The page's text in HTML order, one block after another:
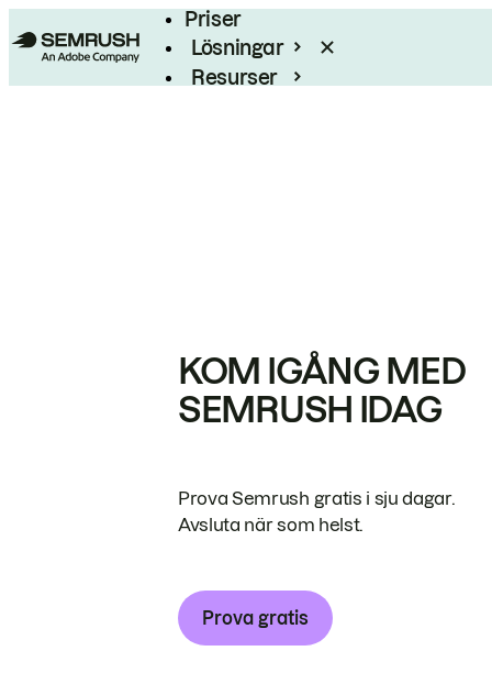
Priser
Lösningar
Resurser
KOM IGÅNG MED
SEMRUSH IDAG
Prova Semrush gratis i sju dagar.
Avsluta när som helst.
Prova gratis